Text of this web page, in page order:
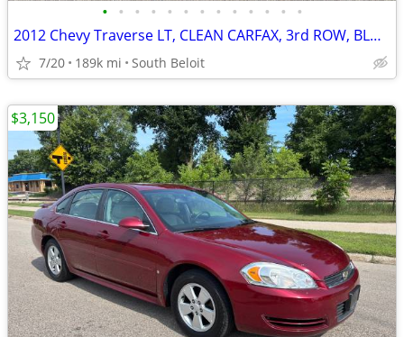
• • • • • • • • • • • • •
2012 Chevy Traverse LT, CLEAN CARFAX, 3rd ROW, BLUETOOTH, COLD AC
7/20 189k mi South Beloit
$3,150